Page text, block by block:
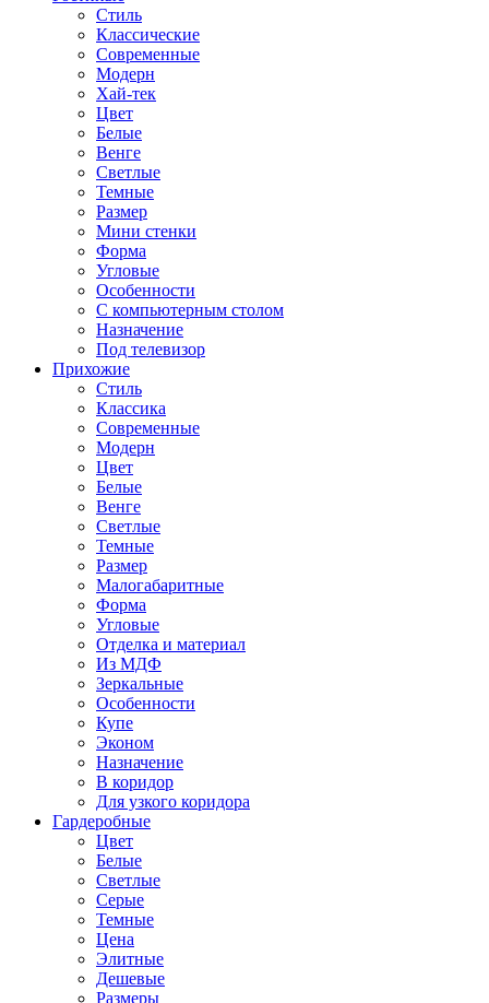
Стиль
Классические
Современные
Модерн
Хай-тек
Цвет
Белые
Венге
Светлые
Темные
Размер
Мини стенки
Форма
Угловые
Особенности
С компьютерным столом
Назначение
Под телевизор
Прихожие
Стиль
Классика
Современные
Модерн
Цвет
Белые
Венге
Светлые
Темные
Размер
Малогабаритные
Форма
Угловые
Отделка и материал
Из МДФ
Зеркальные
Особенности
Купе
Эконом
Назначение
В коридор
Для узкого коридора
Гардеробные
Цвет
Белые
Светлые
Серые
Темные
Цена
Элитные
Дешевые
Размеры